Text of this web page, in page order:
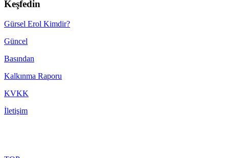
Keşfedin
Gürsel Erol Kimdir?
Güncel
Basından
Kalkınma Raporu
KVKK
İletişim